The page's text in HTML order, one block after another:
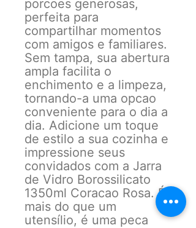
porcoes generosas,
perfeita para
compartilhar momentos
com amigos e familiares.
Sem tampa, sua abertura
ampla facilita o
enchimento e a limpeza,
tornando-a uma opcao
conveniente para o dia a
dia. Adicione um toque
de estilo a sua cozinha e
impressione seus
convidados com a Jarra
de Vidro Borossilicato
1350ml Coracao Rosa. É
mais do que um
utensílio, é uma peca